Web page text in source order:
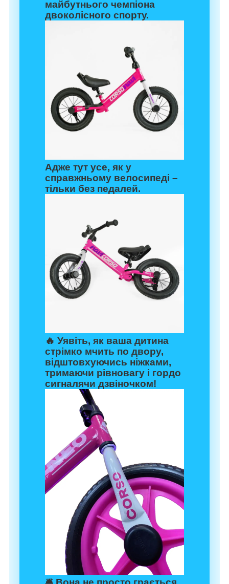
майбутнього чемпіона
двоколісного спорту.
Адже тут усе, як у
справжньому велосипеді –
тільки без педалей.
🔥 Уявіть, як ваша дитина
стрімко мчить по двору,
відштовхуючись ніжками,
тримаючи рівновагу і гордо
сигналячи дзвіночком!